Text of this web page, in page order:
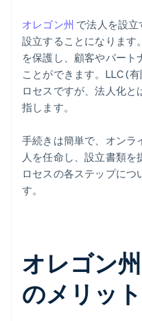
オレゴン州 で法人を設
設立することになります
を保護し、顧客やパート
ことができます。LLC (
ロセスですが、法人化
指します。
手続きは簡単で、オンラ
人を任命し、設立書類
ロセスの各ステップにつ
す。
オレゴン
のメリッ